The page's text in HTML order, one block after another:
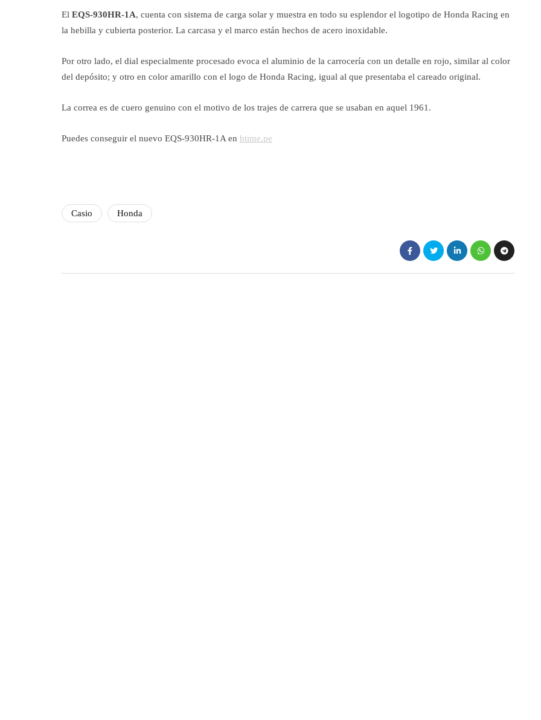
El EQS-930HR-1A, cuenta con sistema de carga solar y muestra en todo su esplendor el logotipo de Honda Racing en
la hebilla y cubierta posterior. La carcasa y el marco están hechos de acero inoxidable.
Por otro lado, el dial especialmente procesado evoca el aluminio de la carrocería con un detalle en rojo, similar al color
del depósito; y otro en color amarillo con el logo de Honda Racing, igual al que presentaba el careado original.
La correa es de cuero genuino con el motivo de los trajes de carrera que se usaban en aquel 1961.
Puedes conseguir el nuevo EQS-930HR-1A en btime.pe
Casio Honda